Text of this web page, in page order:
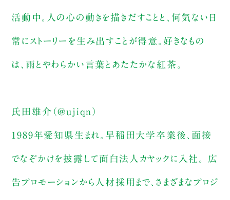
活動中。人の心の動きを描きだすことと、何気ない日
常にストーリーを生み出すことが得意。好きなもの
は、雨とやわらかい言葉とあたたかな紅茶。
氏田雄介（@ujiqn）
1989年愛知県生まれ。早稲田大学卒業後、面接
でなぞかけを披露して面白法人カヤックに入社。 広
告プロモーションから人材採用まで、さまざまなプロジ